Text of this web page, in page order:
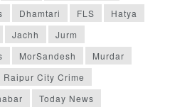
Dhamtari FLS
Hatya
Jachh
Jurm
MorSandesh
Murdar
Raipur City Crime
Today News